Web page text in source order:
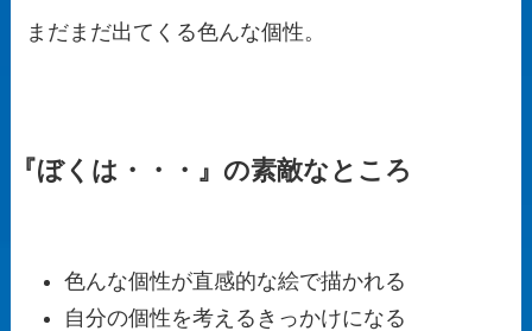
まだまだ出てくる色んな個性。
『ぼくは・・・』の素敵なところ
色んな個性が直感的な絵で描かれる
自分の個性を考えるきっかけになる